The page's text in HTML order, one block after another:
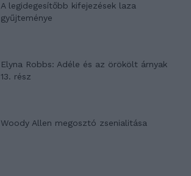
A legidegesítőbb kifejezések laza
gyűjteménye
Elyna Robbs: Adéle és az örökölt árnyak
13. rész
Woody Allen megosztó zsenialitása